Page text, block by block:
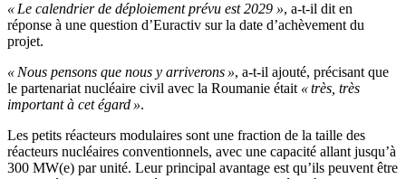
« Le calendrier de déploiement prévu est 2029 », a-t-il dit en
réponse à une question d’Euractiv sur la date d’achèvement du
projet.
« Nous pensons que nous y arriverons », a-t-il ajouté, précisant que
le partenariat nucléaire civil avec la Roumanie était « très, très
important à cet égard ».
Les petits réacteurs modulaires sont une fraction de la taille des
réacteurs nucléaires conventionnels, avec une capacité allant jusqu’à
300 MW(e) par unité. Leur principal avantage est qu’ils peuvent être